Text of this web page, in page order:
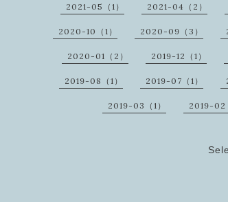
2021-05（1） 2021-04（2）
2020-10（1） 2020-09（3）
2020-01（2） 2019-12（1）
2019-08（1） 2019-07（1）
2019-03（1） 2019-02